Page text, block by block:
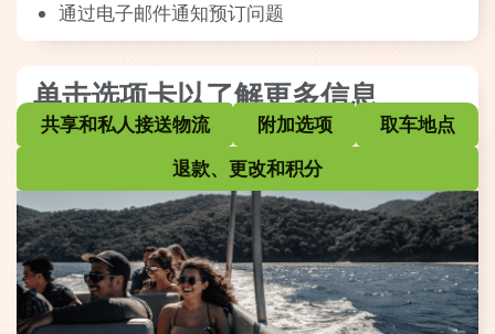
通过电子邮件通知预订问题
单击选项卡以了解更多信息
共享和私人接送物流 附加选项
取车地点
退款、更改和积分